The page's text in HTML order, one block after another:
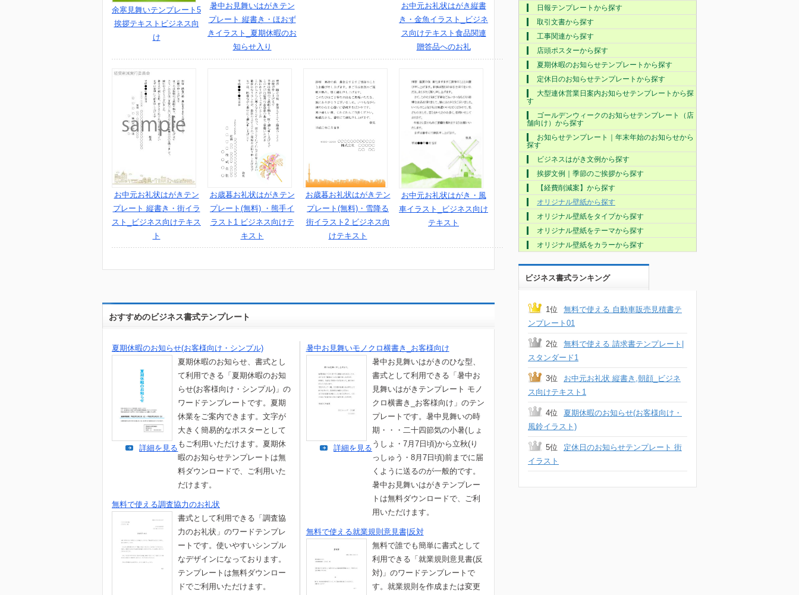
余寒見舞いテンプレート5
挨拶テキストビジネス向
け
暑中お見舞いはがきテン
プレート 縦書き・ほおず
きイラスト_夏期休暇のお
知らせ入り
お中元お礼状はがき縦書
き・金魚イラスト_ビジネ
ス向けテキスト食品関連
贈答品へのお礼
お中元お礼状はがきテン
プレート 縦書き・街イラ
スト_ビジネス向けテキス
ト
お歳暮お礼状はがきテン
プレート(無料) ・熊手イ
ラスト1 ビジネス向けテ
キスト
お歳暮お礼状はがきテン
プレート(無料)・雪降る
街イラスト2 ビジネス向
けテキスト
お中元お礼状はがき・風
車イラスト_ビジネス向け
テキスト
おすすめのビジネス書式テンプレート
夏期休暇のお知らせ(お客様向け・シンプル)
夏期休暇のお知らせ、書式とし
て利用できる「夏期休暇のお知
らせ(お客様向け・シンプル)」の
ワードテンプレートです。夏期
休業をご案内できます。文字が
大きく簡易的なポスターとして
もご利用いただけます。夏期休
暇のお知らせテンプレートは無
料ダウンロードで、ご利用いた
だけます。
詳細を見る
暑中お見舞いモノクロ横書き_お客様向け
暑中お見舞いはがきのひな型、
書式として利用できる「暑中お
見舞いはがきテンプレート モノ
クロ横書き_お客様向け」のテン
プレートです。暑中見舞いの時
期・・・二十四節気の小暑(しょ
うしょ・7月7日頃)から立秋(り
っしゅう・8月7日頃)前までに届
くように送るのが一般的です。
暑中お見舞いはがきテンプレー
トは無料ダウンロードで、ご利
用いただけます。
詳細を見る
無料で使える調査協力のお礼状
書式として利用できる「調査協
力のお礼状」のワードテンプレ
ートです。使いやすいシンプル
なデザインになっております。
テンプレートは無料ダウンロー
ドでご利用いただけます。
無料で使える就業規則意見書|反対
無料で誰でも簡単に書式として
利用できる「就業規則意見書(反
対)」のワードテンプレートで
す。就業規則を作成または変更
日報テンプレートから探す
取引文書から探す
工事関連から探す
店頭ポスターから探す
夏期休暇のお知らせテンプレートから探す
定休日のお知らせテンプレートから探す
大型連休営業日案内お知らせテンプレートから探
す
ゴールデンウィークのお知らせテンプレート（店
舗向け）から探す
お知らせテンプレート｜年末年始のお知らせから
探す
ビジネスはがき文例から探す
挨拶文例｜季節のご挨拶から探す
【経費削減案】から探す
オリジナル壁紙から探す
オリジナル壁紙をタイプから探す
オリジナル壁紙をテーマから探す
オリジナル壁紙をカラーから探す
ビジネス書式ランキング
1位
無料で使える 自動車販売見積書テ
ンプレート01
2位
無料で使える 請求書テンプレート|
スタンダード1
3位
お中元お礼状 縦書き,朝顔_ビジネ
ス向けテキスト1
4位
夏期休暇のお知らせ(お客様向け・
風鈴イラスト)
5位
定休日のお知らせテンプレート 街
イラスト